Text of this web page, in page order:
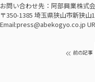
お問い合わせ先：阿部興業株式
〒350-1385 埼玉県狭山市新狭山
Email:press@abekogyo.co.jp
前の記事